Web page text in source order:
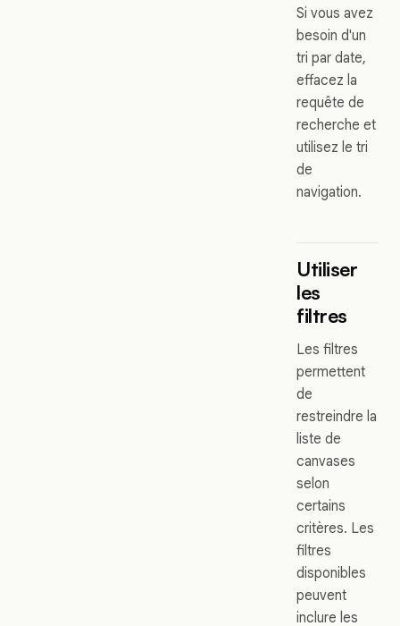
Si vous avez
besoin d'un
tri par date,
effacez la
requête de
recherche et
utilisez le tri
de
navigation.
Utiliser
les
filtres
Les filtres
permettent
de
restreindre la
liste de
canvases
selon
certains
critères. Les
filtres
disponibles
peuvent
inclure les